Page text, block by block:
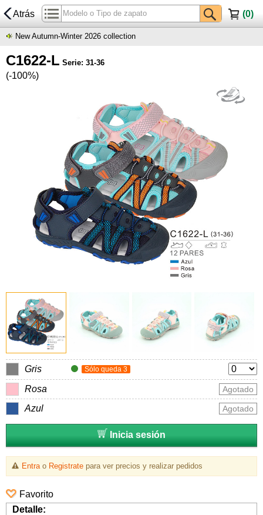
Atrás (0)
New Autumn-Winter 2026 collection
C1622-L Serie: 31-36
(-100%)
Gris Sólo queda 3
Rosa Agotado
Azul Agotado
Inicia sesión
Entrao Registratepara ver precios y realizar pedidos
Favorito
Detalle: